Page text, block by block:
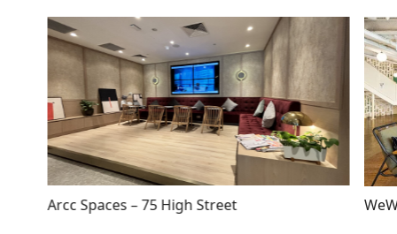
Arcc Spaces – 75 High Street